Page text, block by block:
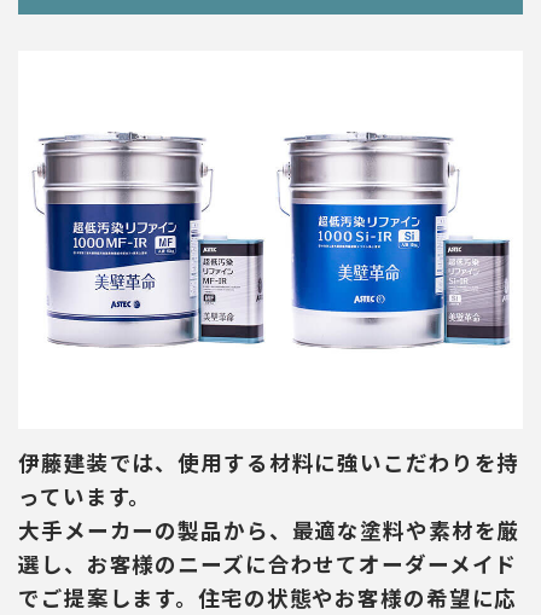
伊藤建装では、使用する材料に強いこだわりを持
っています。
大手メーカーの製品から、最適な塗料や素材を厳
選し、お客様のニーズに合わせてオーダーメイド
でご提案します。住宅の状態やお客様の希望に応